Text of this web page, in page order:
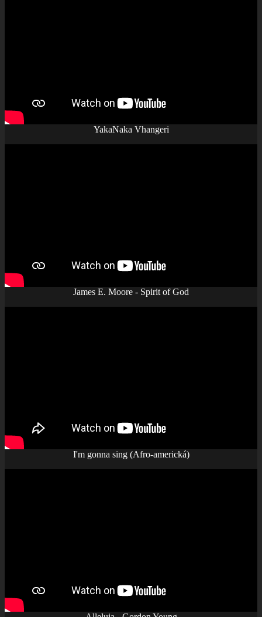
YakaNaka Vhangeri
James E. Moore - Spirit of God
I'm gonna sing (Afro-americká)